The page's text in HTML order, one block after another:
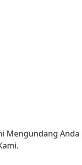
Mengundang Anda